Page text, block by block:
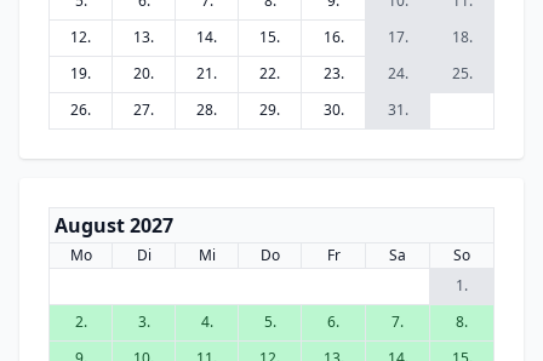
12.
13. 14. 15. 16. 17.
18.
19.
20. 21. 22. 23. 24.
25.
26.
27. 28. 29. 30. 31.
August 2027
Mo Di Mi Do Fr Sa
So
1.
2.
3. 4. 5. 6. 7.
8.